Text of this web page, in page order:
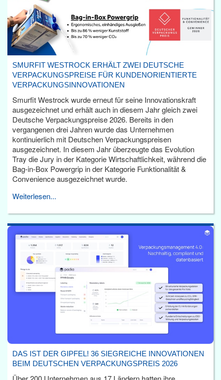
SMURFIT WESTROCK ERHÄLT ZWEI DEUTSCHE
VERPACKUNGSPREISE FÜR KUNDENORIENTIERTE
VERPACKUNGSINNOVATIONEN
Smurfit Westrock wurde erneut für seine Innovationskraft
ausgezeichnet und erhält auch in diesem Jahr gleich zwei
Deutsche Verpackungspreise 2026. Bereits in den
vergangenen drei Jahren wurde das Unternehmen
kontinuierlich mit Deutschen Verpackungspreisen
ausgezeichnet. In diesem Jahr überzeugte das Evolution
Tray die Jury in der Kategorie Wirtschaftlichkeit, während die
Bag-in-Box Powergrip in der Kategorie Funktionalität &
Convenience ausgezeichnet wurde.
Weiterlesen...
DAS IST DER GIPFEL! 36 SIEGREICHE INNOVATIONEN
BEIM DEUTSCHEN VERPACKUNGSPREIS 2026